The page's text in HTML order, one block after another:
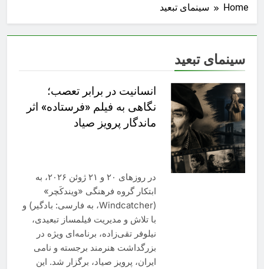
Home سینمای تبعید
سینمای تبعید
انسانیت در برابر تعصب؛
نگاهی به فیلم‌ «فرستاده» اثر
ماندگار پرويز صياد
در روزهای ۲۰ و ۲۱ ژوئن ۲۰۲۶، به
ابتکار گروه فرهنگی «ویندکَچر»
(Windcatcher، به فارسی: بادگیر) و
با تلاش و مدیریت فیلمساز تبعیدی،
نیلوفر تقی‌زاده، برنامه‌ای ویژه در
بزرگداشت هنرمند برجسته و نامى
ایران، پرویز صیاد، برگزار شد. این